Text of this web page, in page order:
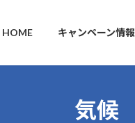
HOME キャンペーン情報
気候